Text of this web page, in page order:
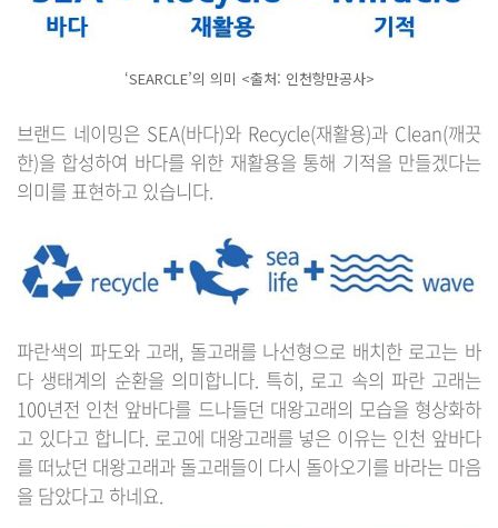
‘SEARCLE’의 의미 <출처: 인천항만공사>
브랜드 네이밍은 SEA(바다)와 Recycle(재활용)과 Clean(깨끗
한)을 합성하여 바다를 위한 재활용을 통해 기적을 만들겠다는
의미를 표현하고 있습니다.
파란색의 파도와 고래, 돌고래를 나선형으로 배치한 로고는 바
다 생태계의 순환을 의미합니다. 특히, 로고 속의 파란 고래는
100년전 인천 앞바다를 드나들던 대왕고래의 모습을 형상화하
고 있다고 합니다. 로고에 대왕고래를 넣은 이유는 인천 앞바다
를 떠났던 대왕고래과 돌고래들이 다시 돌아오기를 바라는 마음
을 담았다고 하네요.